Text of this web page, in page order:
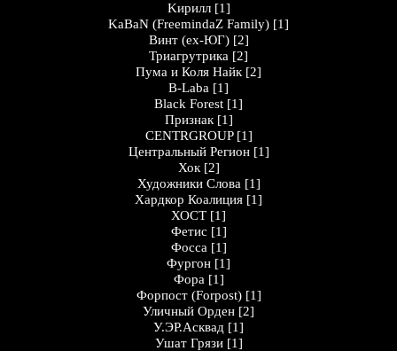
Kирилл [1]
KaBaN (FreemindaZ Family) [1]
Винт (ex-ЮГ) [2]
Триагрутрика [2]
Пума и Коля Найк [2]
B-Laba [1]
Black Forest [1]
Признак [1]
CENTRGROUP [1]
Центральный Регион [1]
Хок [2]
Художники Слова [1]
Хардкор Коалиция [1]
ХОСТ [1]
Фетис [1]
Фосса [1]
Фургон [1]
Фора [1]
Форпост (Forpost) [1]
Уличный Орден [2]
У.ЭР.Асквад [1]
Ушат Грязи [1]